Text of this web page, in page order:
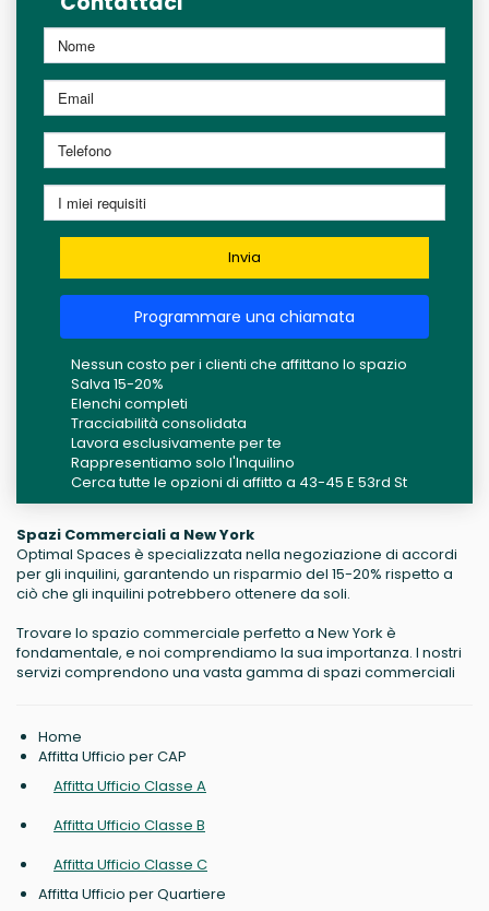
Invia
Programmare una chiamata
Nessun costo per i clienti che affittano lo spazio
Salva 15-20%
Elenchi completi
Tracciabilità consolidata
Lavora esclusivamente per te
Rappresentiamo solo l'Inquilino
Cerca tutte le opzioni di affitto a 43-45 E 53rd St
Spazi Commerciali a New York
Optimal Spaces è specializzata nella negoziazione di accordi
per gli inquilini, garantendo un risparmio del 15-20% rispetto a
ciò che gli inquilini potrebbero ottenere da soli.
Trovare lo spazio commerciale perfetto a New York è
fondamentale, e noi comprendiamo la sua importanza. I nostri
servizi comprendono una vasta gamma di spazi commerciali
Home
Affitta Ufficio per CAP
Affitta Ufficio Classe A
Affitta Ufficio Classe B
Affitta Ufficio Classe C
Affitta Ufficio per Quartiere